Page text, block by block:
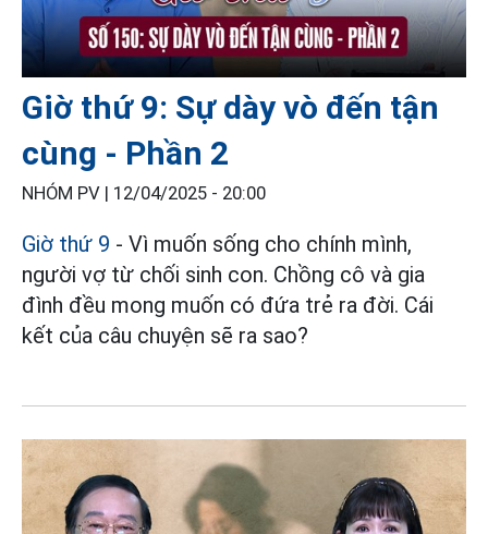
Giờ thứ 9: Sự dày vò đến tận
cùng - Phần 2
NHÓM PV | 12/04/2025 - 20:00
Giờ thứ 9 - Vì muốn sống cho chính mình,
người vợ từ chối sinh con. Chồng cô và gia
đình đều mong muốn có đứa trẻ ra đời. Cái
kết của câu chuyện sẽ ra sao?